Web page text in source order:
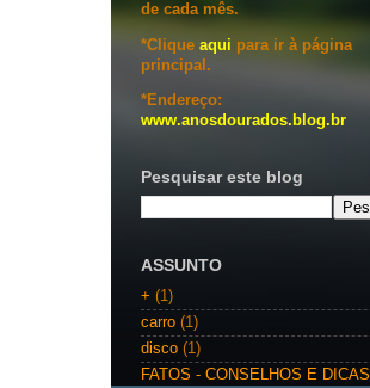
de cada mês.
*Clique aqui para ir à página
principal.
*Endereço:
www.anosdourados.blog.br
Pesquisar este blog
ASSUNTO
+ (1)
carro (1)
disco (1)
FATOS - CONSELHOS E DICAS